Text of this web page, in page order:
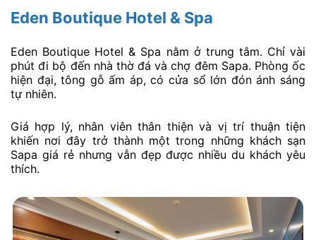
Eden Boutique Hotel & Spa
Eden Boutique Hotel & Spa nằm ở trung tâm. Chỉ vài
phút đi bộ đến nhà thờ đá và chợ đêm Sapa. Phòng ốc
hiện đại, tông gỗ ấm áp, có cửa sổ lớn đón ánh sáng
tự nhiên.
Giá hợp lý, nhân viên thân thiện và vị trí thuận tiện
khiến nơi đây trở thành một trong những khách sạn
Sapa giá rẻ nhưng vẫn đẹp được nhiều du khách yêu
thích.